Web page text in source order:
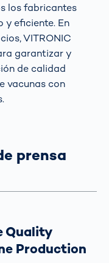
los fabricantes
y eficiente. En
VITRONIC
garantizar y
de calidad
vacunas con
prensa
Quality
Production